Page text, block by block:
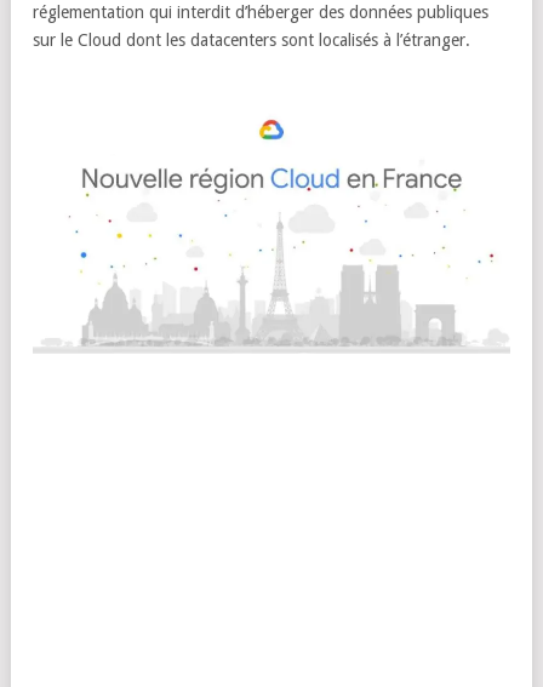
réglementation qui interdit d’héberger des données publiques
sur le Cloud dont les datacenters sont localisés à l’étranger.